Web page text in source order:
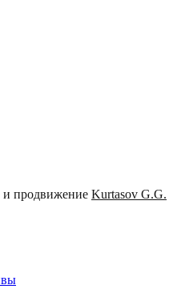
и продвижение Kurtasov G.G.